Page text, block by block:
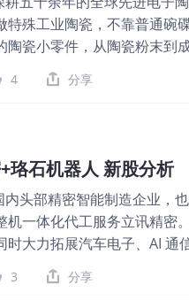
FUND、VERITION MULTI-
、易方达、泰康人寿、胜
占总发行数的41.45%，基
亿、15.53亿、20.84亿
按发行价上限计算，
特殊工业陶瓷，不靠普通碗
陶瓷小零件，从陶瓷粉末到
头里的陶瓷插芯，全球大半
能源车、AI 服务器里密密
亿港元，发行数量
，近两年只保荐过2个项目
石投资者，包括淡马锡、
阿里投资、腾讯黄河投资
理财、IvyRock、大湾区共
；基石阵容豪华，共认购
司从2023~2025年的营收
长22.05%；2023~2025年
4 分享
珞石机器人 新股分析
头部精密智能制造企业，
机一体化代工服务立讯精密
大力拓展汽车电子、AI 通
规模稳居国内前列。 公
，最低认购6391.82港元，
3 分享